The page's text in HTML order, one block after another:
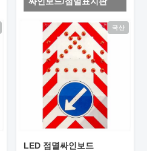
국산
LED 점멸싸인보드